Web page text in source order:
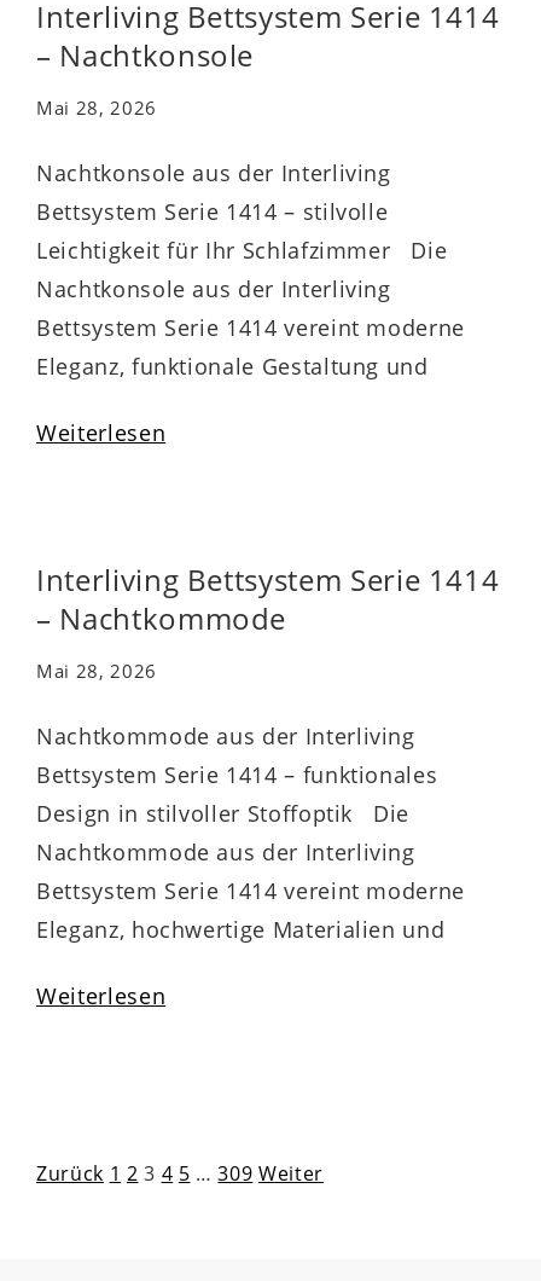
verschiedene Utensilien bieten und durch
die Softclose-Funktion sanft und leise…
Interliving Bettsystem Serie 1414
– Nachtkonsole
Mai 28, 2026
Nachtkonsole aus der Interliving
Bettsystem Serie 1414 – stilvolle
Leichtigkeit für Ihr Schlafzimmer Die
Nachtkonsole aus der Interliving
Bettsystem Serie 1414 vereint moderne
Eleganz, funktionale Gestaltung und
Stoffbezug bringt warme, natürliche
Ergebnis ist eine Nachtkonsole mit
schwebender,…
Weiterlesen
Interliving Bettsystem Serie 1414
– Nachtkommode
Mai 28, 2026
Nachtkommode aus der Interliving
Bettsystem Serie 1414 – funktionales
Design in stilvoller Stoffoptik Die
Nachtkommode aus der Interliving
Bettsystem Serie 1414 vereint moderne
Eleganz, hochwertige Materialien und
Stoffbezug bringt wohnliche Wärme in
und schwarze…
Weiterlesen
Seitennummerierung
der
Zurück 1 2 3 4 5 … 309 Weiter